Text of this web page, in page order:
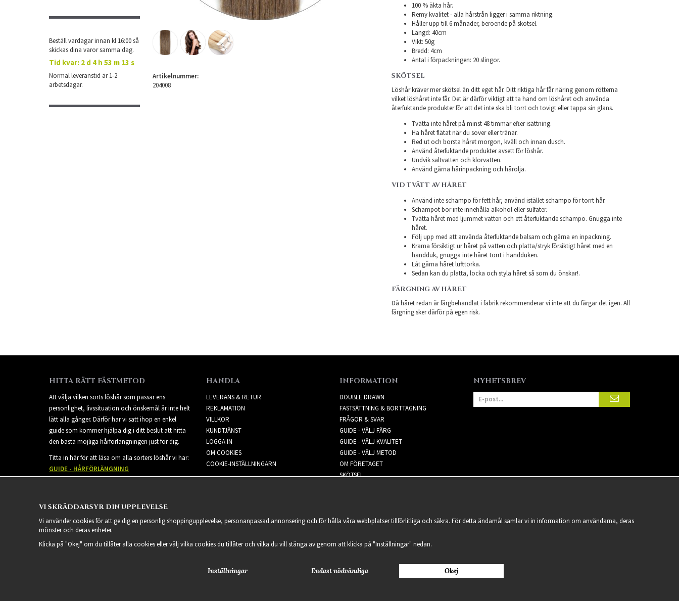
Beställ vardagar innan kl 16:00 så
skickas dina varor samma dag.
Tid kvar: 2 d 4 h 53 m 13 s
Normal leveranstid är 1-2
arbetsdagar.
100 % äkta hår.
Remy kvalitet - alla hårstrån ligger i samma riktning.
Håller upp till 6 månader, beroende på skötsel.
Längd: 40cm
Vikt: 50g
Bredd: 4cm
Antal i förpackningen: 20 slingor.
SKÖTSEL
Löshår kräver mer skötsel än ditt eget hår. Ditt riktiga hår får näring genom rötterna
vilket löshåret inte får. Det är därför viktigt att ta hand om löshåret och använda
återfuktande produkter för att det inte ska bli torrt och tovigt eller tappa sin glans.
Tvätta inte håret på minst 48 timmar efter isättning.
Ha håret flätat när du sover eller tränar.
Red ut och borsta håret morgon, kväll och innan dusch.
Använd återfuktande produkter avsett för löshår.
Undvik saltvatten och klorvatten.
Använd gärna hårinpackning och hårolja.
VID TVÄTT AV HÅRET
Använd inte schampo för fett hår, använd istället schampo för torrt hår.
Schampot bör inte innehålla alkohol eller sulfater.
Tvätta håret med ljummet vatten och ett återfuktande schampo. Gnugga inte
håret.
Följ upp med att använda återfuktande balsam och gärna en inpackning.
Krama försiktigt ur håret på vatten och platta/stryk försiktigt håret med en
handduk, gnugga inte håret torrt i handduken.
Låt gärna håret lufttorka.
Sedan kan du platta, locka och styla håret så som du önskar!.
FÄRGNING AV HÅRET
Då håret redan är färgbehandlat i fabrik rekommenderar vi inte att du färgar det igen. All
färgning sker därför på egen risk.
Artikelnummer:
204008
HITTA RÄTT FÄSTMETOD
Att välja vilken sorts löshår som passar ens
personlighet, livssituation och önskemål är inte helt
lätt alla gånger. Därför har vi satt ihop en enkel
guide som kommer hjälpa dig i ditt beslut att hitta
den bästa möjliga hårförlängningen just för dig.
Titta in här för att läsa om alla sorters löshår vi har:
GUIDE - HÅRFÖRLÄNGNING
HANDLA
LEVERANS & RETUR
REKLAMATION
VILLKOR
KUNDTJÄNST
LOGGA IN
OM COOKIES
COOKIE-INSTÄLLNINGARN
INFORMATION
DOUBLE DRAWN
FASTSÄTTNING & BORTTAGNING
FRÅGOR & SVAR
GUIDE - VÄLJ FÄRG
GUIDE - VÄLJ KVALITET
GUIDE - VÄLJ METOD
OM FÖRETAGET
SKÖTSEL
NYHETSBREV
2021 Delightful Hair
VI SKRÄDDARSYR DIN UPPLEVELSE
Vi använder cookies för att ge dig en personlig shoppingupplevelse, personanpassad annonsering och för hålla våra webbplatser tillförlitliga och säkra. För detta ändamål samlar vi in information om användarna, deras
mönster och deras enheter.
Klicka på "Okej" om du tillåter alla cookies eller välj vilka cookies du tillåter och vilka du vill stänga av genom att klicka på "Inställningar" nedan.
Inställningar Endast nödvändiga Okej